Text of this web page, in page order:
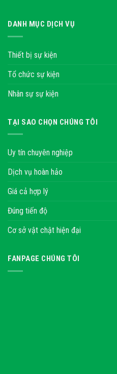
DANH MỤC DỊCH VỤ
Thiết bị sự kiện
Tổ chức sự kiện
Nhân sự sự kiện
TẠI SAO CHỌN CHÚNG TÔI
Uy tín chuyên nghiệp
Dịch vụ hoàn hảo
Giá cả hợp lý
Đúng tiến độ
Cơ sở vật chật hiện đại
FANPAGE CHÚNG TÔI